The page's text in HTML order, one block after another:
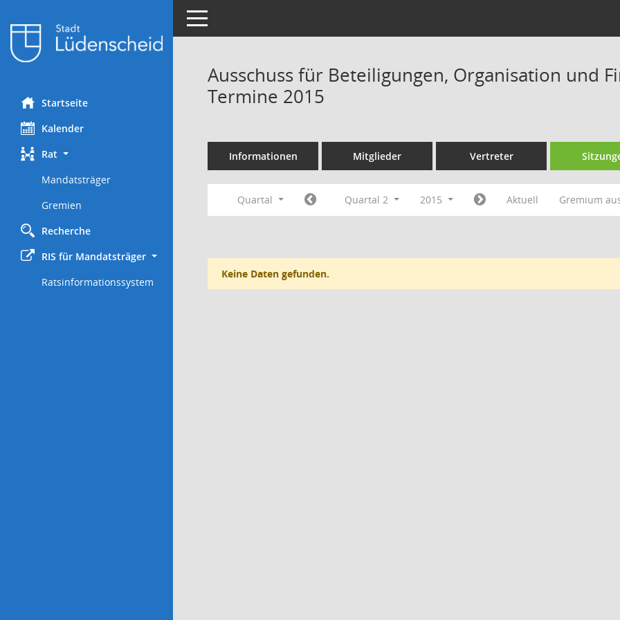
Startseite
Kalender
Rat
Mandatsträger
Gremien
Recherche
RIS für Mandatsträger
Ratsinformationssystem
Toggle navigation
Ausschuss für Beteiligungen, Organisation und
Termine 2015
Informationen Mitglieder Vertreter
Quartal Quartal 2 2015 Aktuell Gremium
Keine Daten gefunden.